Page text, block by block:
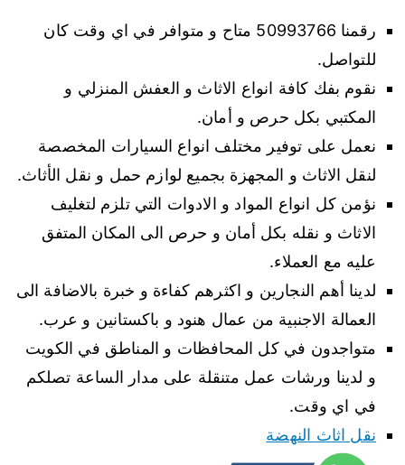
رقمنا 50993766 متاح و متوافر في اي وقت كان
للتواصل.
نقوم بفك كافة انواع الاثاث و العفش المنزلي و
المكتبي بكل حرص و أمان.
نعمل على توفير مختلف انواع السيارات المخصصة
لنقل الاثاث و المجهزة بجميع لوازم حمل و نقل الأثاث.
نؤمن كل انواع المواد و الادوات التي تلزم لتغليف
الاثاث و نقله بكل أمان و حرص الى المكان المتفق
عليه مع العملاء.
لدينا أهم النجارين و اكثرهم كفاءة و خبرة بالاضافة الى
العمالة الاجنبية من عمال هنود و باكستانين و عرب.
متواجدون في كل المحافظات و المناطق في الكويت
و لدينا ورشات عمل متنقلة على مدار الساعة تصلكم
في اي وقت.
نقل اثاث النهضة